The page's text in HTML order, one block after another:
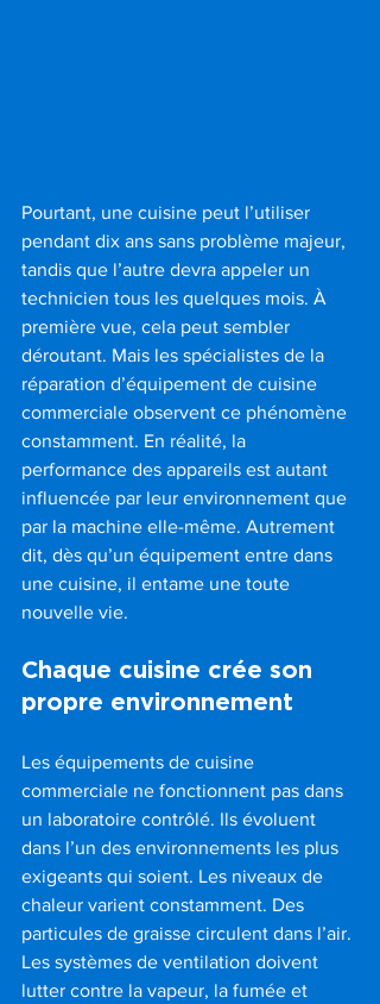
Pourtant, une cuisine peut l’utiliser
pendant dix ans sans problème majeur,
tandis que l’autre devra appeler un
technicien tous les quelques mois. À
première vue, cela peut sembler
déroutant. Mais les spécialistes de la
réparation d’équipement de cuisine
commerciale observent ce phénomène
constamment. En réalité, la
performance des appareils est autant
influencée par leur environnement que
par la machine elle-même. Autrement
dit, dès qu’un équipement entre dans
une cuisine, il entame une toute
nouvelle vie.
Chaque cuisine crée son
propre environnement
Les équipements de cuisine
commerciale ne fonctionnent pas dans
un laboratoire contrôlé. Ils évoluent
dans l’un des environnements les plus
exigeants qui soient. Les niveaux de
chaleur varient constamment. Des
particules de graisse circulent dans l’air.
Les systèmes de ventilation doivent
lutter contre la vapeur, la fumée et